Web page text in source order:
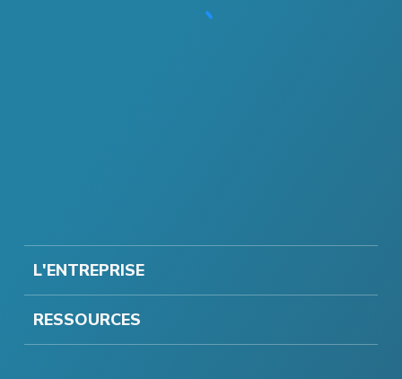
L'ENTREPRISE
RESSOURCES